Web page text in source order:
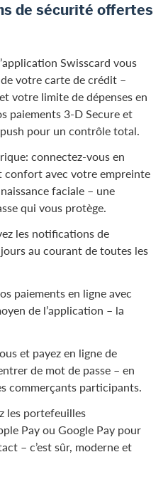
de sécurité offertes
Swisscard vous
votre carte de crédit –
votre limite de dépenses en
paiements 3-D Secure et
pour un contrôle total.
connectez-vous en
avec votre empreinte
faciale – une
qui vous protège.
les notifications de
au courant de toutes les
paiements en ligne avec
de l’application – la
et payez en ligne de
de mot de passe – en
commerçants participants.
les portefeuilles
Pay ou Google Pay pour
– c’est sûr, moderne et